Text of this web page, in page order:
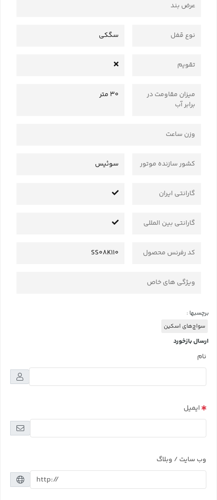
عرض بند
نوع قفل سگکی
تقویم
میزان مقاومت در
برابر آب
30 متر
وزن ساعت
کشور سازنده موتور سوئیس
گارانتی ایران
گارانتی بین المللی
کد رفرنس محصول SS08K110
ویژگی های خاص
برچسبها :
سواچ‌های اسکین
ارسال بازخورد
نام
ایمیل
وب سایت / وبلاگ